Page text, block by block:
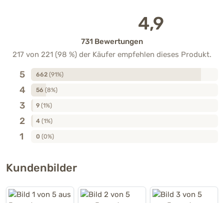
4,9
731 Bewertungen
217 von 221 (98 %) der Käufer empfehlen dieses Produkt.
5 662 (91%)
4 56 (8%)
3 9 (1%)
2 4 (1%)
1 0 (0%)
Kundenbilder